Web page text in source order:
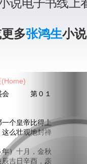
说电子书线上
多张鸿生小说
会 第０１
个皇帝比得上
么壮观地封禅
）十月，金秋
吉日辛酉，亲
(Home)